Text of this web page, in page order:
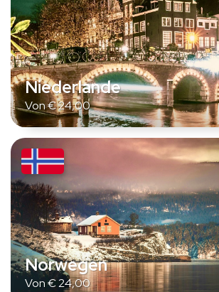
Niederlande
Von€24,00
Norwegen
Von€24,00